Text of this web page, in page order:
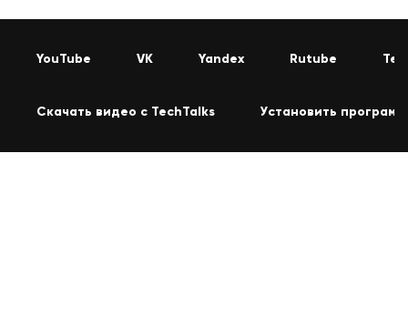
YouTube VK Yandex Rutube
Скачать видео с TechTalks Установить